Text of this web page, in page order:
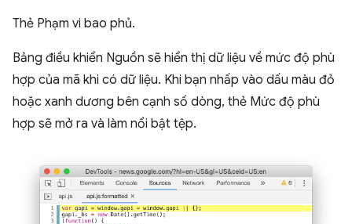
Thẻ Phạm vi bao phủ.
Bảng điều khiển Nguồn sẽ hiển thị dữ liệu về mức độ phù
hợp của mã khi có dữ liệu. Khi bạn nhấp vào dấu màu đỏ
hoặc xanh dương bên cạnh số dòng, thẻ Mức độ phù
hợp sẽ mở ra và làm nổi bật tệp.